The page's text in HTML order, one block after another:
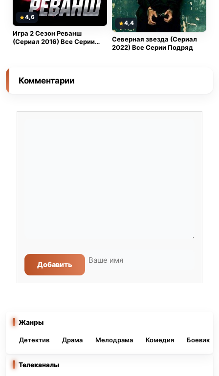
4,6
Игра 2 Сезон Реванш
(Сериал 2016) Все Серии
4,4
Северная звезда (Сериал
2022) Все Серии Подряд
Комментарии
Добавить
Жанры
Детектив Драма Мелодрама Комедия Боевик
Телеканалы